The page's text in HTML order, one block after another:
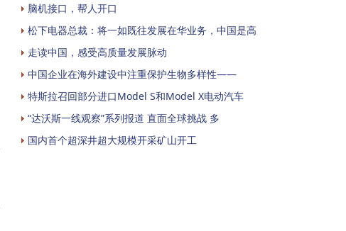
脑机接口，帮人开口
松下电器总裁：将一如既往发展在华业务，中国是高
走读中国，感受高质量发展脉动
中国企业在海外建设中注重保护生物多样性——
特斯拉召回部分进口Model S和Model X电动汽车
“达沃斯一线观察”系列报道 直面全球挑战 多
国内首个超深井超大规模开采矿山开工